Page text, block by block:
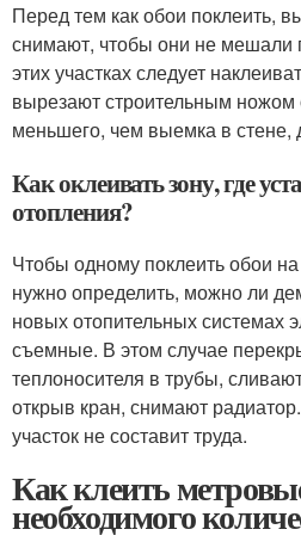
Перед тем как обои поклеить,
снимают, чтобы они не мешали
этих участках следует
вырезают строительным ножом
меньшего, чем выемка в стене,
Как оклеивать зону, где
отопления?
Чтобы одному поклеить обои
нужно определить, можно ли
новых отопительных системах
съемные. В этом случае
теплоносителя в трубы,
открыв кран, снимают
участок не составит труда.
Как клеить
необходимого